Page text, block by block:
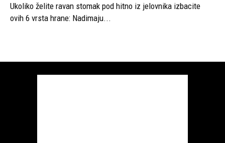
Ukoliko želite ravan stomak pod hitno iz jelovnika izbacite
ovih 6 vrsta hrane: Nadimaju...